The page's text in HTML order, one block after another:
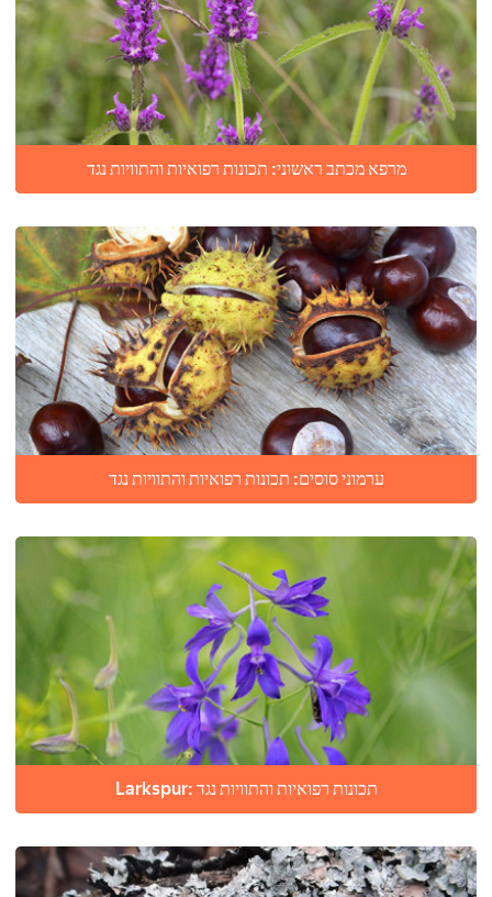
מרפא מכתב ראשוני: תכונות רפואיות והתוויות נגד
ערמוני סוסים: תכונות רפואיות והתוויות נגד
Larkspur: תכונות רפואיות והתוויות נגד